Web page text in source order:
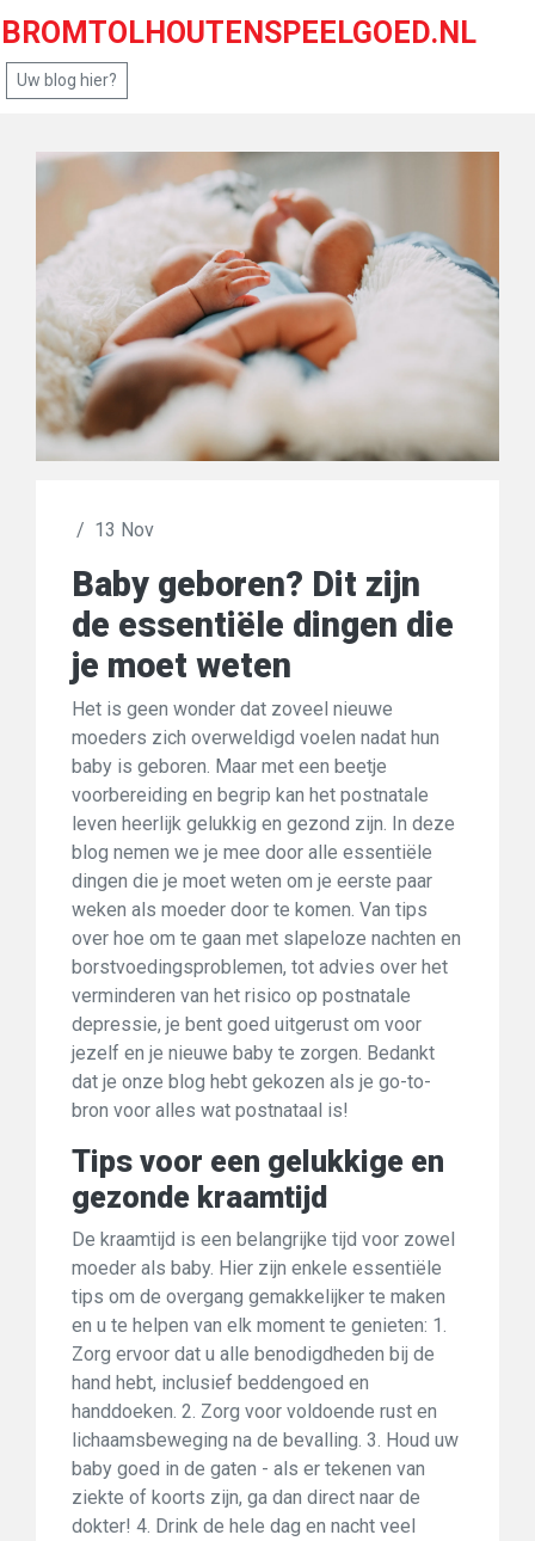
BROMTOLHOUTENSPEELGOED.NL
Uw blog hier?
/ 13 Nov
Baby geboren? Dit zijn
de essentiële dingen die
je moet weten
Het is geen wonder dat zoveel nieuwe
moeders zich overweldigd voelen nadat hun
baby is geboren. Maar met een beetje
voorbereiding en begrip kan het postnatale
leven heerlijk gelukkig en gezond zijn. In deze
blog nemen we je mee door alle essentiële
dingen die je moet weten om je eerste paar
weken als moeder door te komen. Van tips
over hoe om te gaan met slapeloze nachten en
borstvoedingsproblemen, tot advies over het
verminderen van het risico op postnatale
depressie, je bent goed uitgerust om voor
jezelf en je nieuwe baby te zorgen. Bedankt
dat je onze blog hebt gekozen als je go-to-
bron voor alles wat postnataal is!
Tips voor een gelukkige en
gezonde kraamtijd
De kraamtijd is een belangrijke tijd voor zowel
moeder als baby. Hier zijn enkele essentiële
tips om de overgang gemakkelijker te maken
en u te helpen van elk moment te genieten: 1.
Zorg ervoor dat u alle benodigdheden bij de
hand hebt, inclusief beddengoed en
handdoeken. 2. Zorg voor voldoende rust en
lichaamsbeweging na de bevalling. 3. Houd uw
baby goed in de gaten - als er tekenen van
ziekte of koorts zijn, ga dan direct naar de
dokter! 4. Drink de hele dag en nacht veel